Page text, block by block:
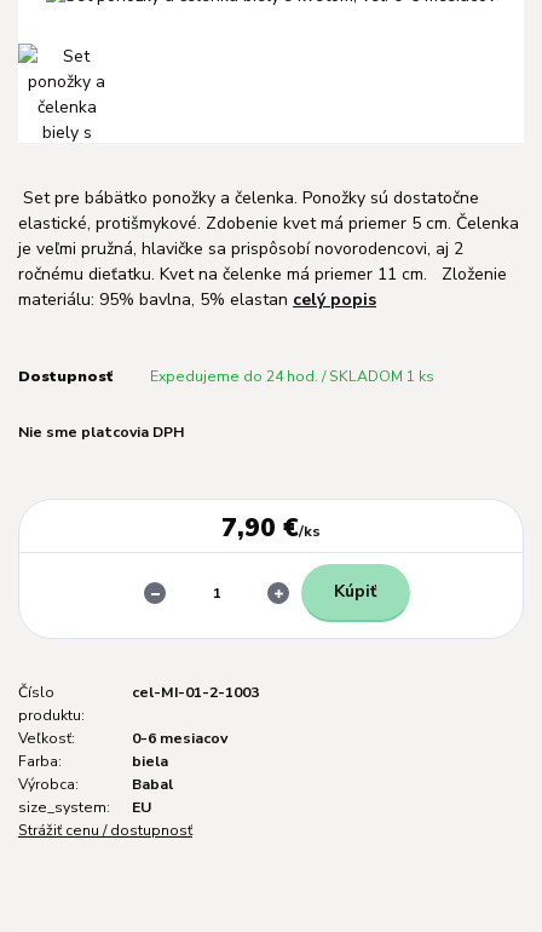
Set pre bábätko ponožky a čelenka. Ponožky sú dostatočne
elastické, protišmykové. Zdobenie kvet má priemer 5 cm. Čelenka
je veľmi pružná, hlavičke sa prispôsobí novorodencovi, aj 2
ročnému dieťatku. Kvet na čelenke má priemer 11 cm. Zloženie
materiálu: 95% bavlna, 5% elastan celý popis
Dostupnosť Expedujeme do 24 hod. / SKLADOM 1 ks
Nie sme platcovia DPH
7,90 €/ks
Kúpiť
Číslo
produktu:
cel-MI-01-2-1003
Veľkosť:
0-6 mesiacov
Farba:
biela
Výrobca:
Babal
size_system:
EU
Strážiť cenu / dostupnosť